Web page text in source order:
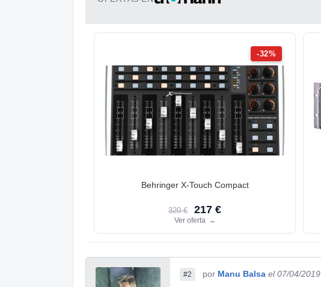
-32%
Behringer X-Touch Compact
320 € 217 €
Ver oferta →
#2 por Manu Balsa el 07/04/2019